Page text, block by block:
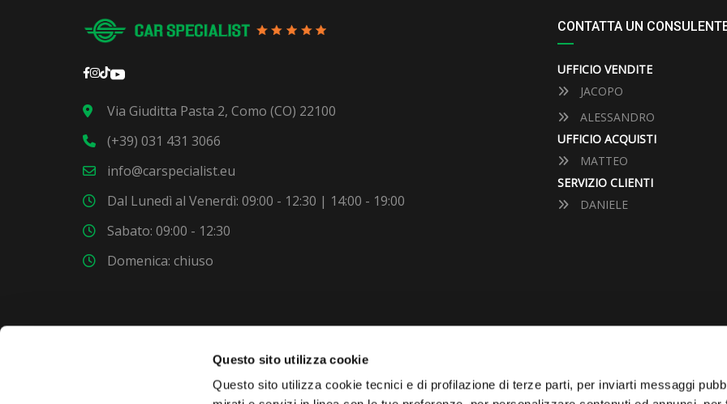
Questo sito utilizza cookie
Questo sito utilizza cookie tecnici e di profilazione di terze parti, per inviarti messaggi
Via Giuditta Pasta 2, Como (CO) 22100
(+39) 031 431 3066
info@carspecialist.eu
Dal Lunedì al Venerdì: 09:00 - 12:30 | 14:00 - 19:00
Sabato: 09:00 - 12:30
Domenica: chiuso
CONTATTA UN
UFFICIO VENDITE
JACOPO
ALESSANDRO
UFFICIO ACQUISTI
MATTEO
SERVIZIO CLIENTI
DANIELE
VUOI COMPRARE UNA NUOVA AUTO? VUOI VENDERE LA TUA